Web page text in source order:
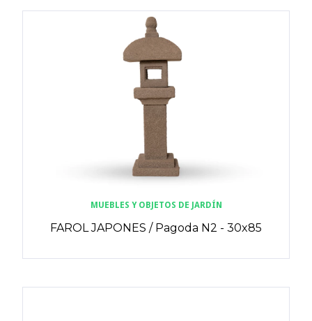
MUEBLES Y OBJETOS DE JARDÍN
FAROL JAPONES / Pagoda N2 - 30x85